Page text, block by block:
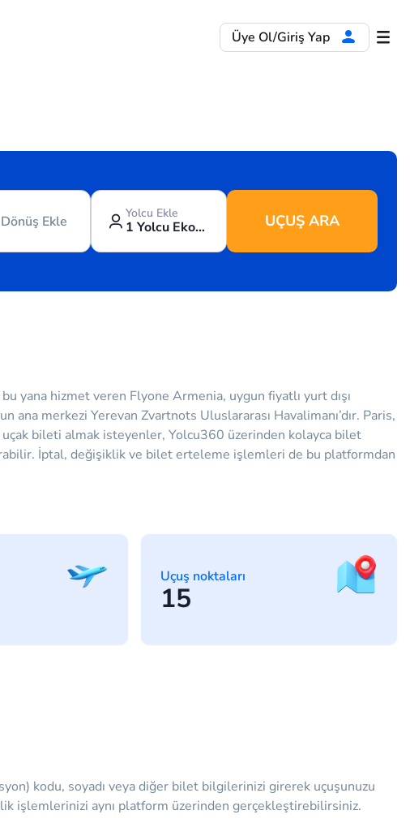
Üye Ol/Giriş Yap
Dönüş Ekle Yolcu Ekle
1 Yolcu Ekonomi UÇUŞ ARA
yana hizmet veren Flyone Armenia, uygun fiyatlı yurt dışı
ana merkezi Yerevan Zvartnots Uluslararası Havalimanı’dır. Paris,
bileti almak isteyenler, Yolcu360 üzerinden kolayca bilet
İptal, değişiklik ve bilet erteleme işlemleri de bu platformdan
Uçuş noktaları
15
kodu, soyadı veya diğer bilet bilgilerinizi girerek uçuşunuzu
işlemlerinizi aynı platform üzerinden gerçekleştirebilirsiniz.